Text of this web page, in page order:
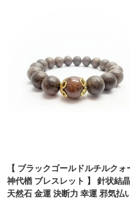
【 ブラックゴールドルチルクォ
神代楢 ブレスレット 】 針状結
天然石 金運 決断力 幸運 邪気払